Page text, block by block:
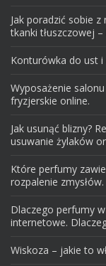
Jak poradzić sobie
tkanki tłuszczowej
Konturówka do ust i
Wyposażenie
fryzjerskie online.
Jak usunąć blizny?
usuwanie żylaków
Które perfumy
rozpalenie
Dlaczego perfumy
internetowe.
Wiskoza – jakie to